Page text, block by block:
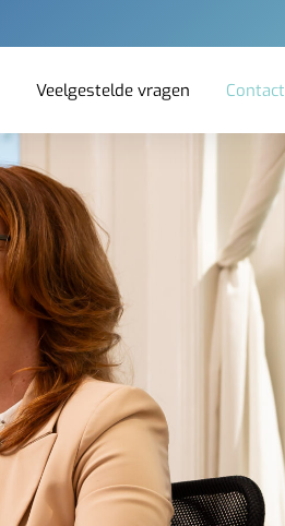
Veelgestelde vragen Contact